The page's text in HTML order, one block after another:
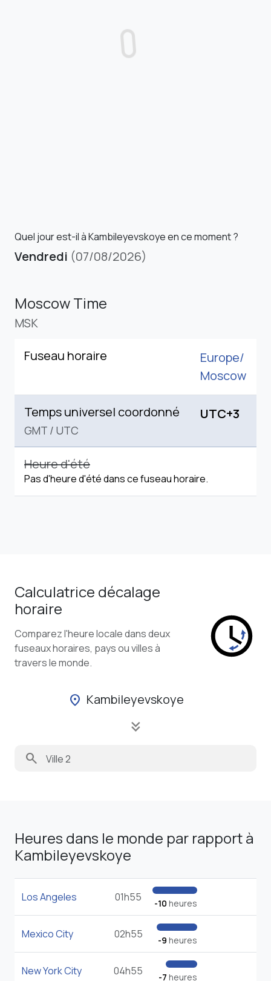
Quel jour est-il à Kambileyevskoye en ce moment ?
Vendredi (07/08/2026)
Moscow Time
MSK
Fuseau horaire
Europe/
Moscow
Temps universel coordonné
GMT / UTC
UTC+3
Heure d'été
Pas d'heure d'été dans ce fuseau horaire.
Calculatrice décalage
horaire
Comparez l'heure locale dans deux
fuseaux horaires, pays ou villes à
travers le monde.
location_on Kambileyevskoye
keyboard_double_arrow_down
search
Heures dans le monde par rapport à
Kambileyevskoye
Los Angeles 01h55 -10 heures
Mexico City 02h55 -9 heures
New York City 04h55 -7 heures